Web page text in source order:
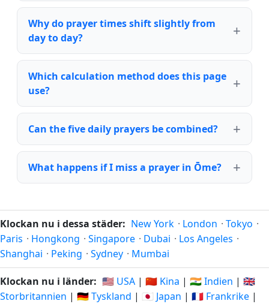
Why do prayer times shift slightly from
day to day?
Which calculation method does this page
use?
Can the five daily prayers be combined?
What happens if I miss a prayer in Ōme?
Klockan nu i dessa städer: New York · London · Tokyo ·
Paris · Hongkong · Singapore · Dubai · Los Angeles ·
Shanghai · Peking · Sydney · Mumbai
Klockan nu i länder: 🇺🇸 USA | 🇨🇳 Kina | 🇮🇳 Indien | 🇬🇧
Storbritannien | 🇩🇪 Tyskland | 🇯🇵 Japan | 🇫🇷 Frankrike |